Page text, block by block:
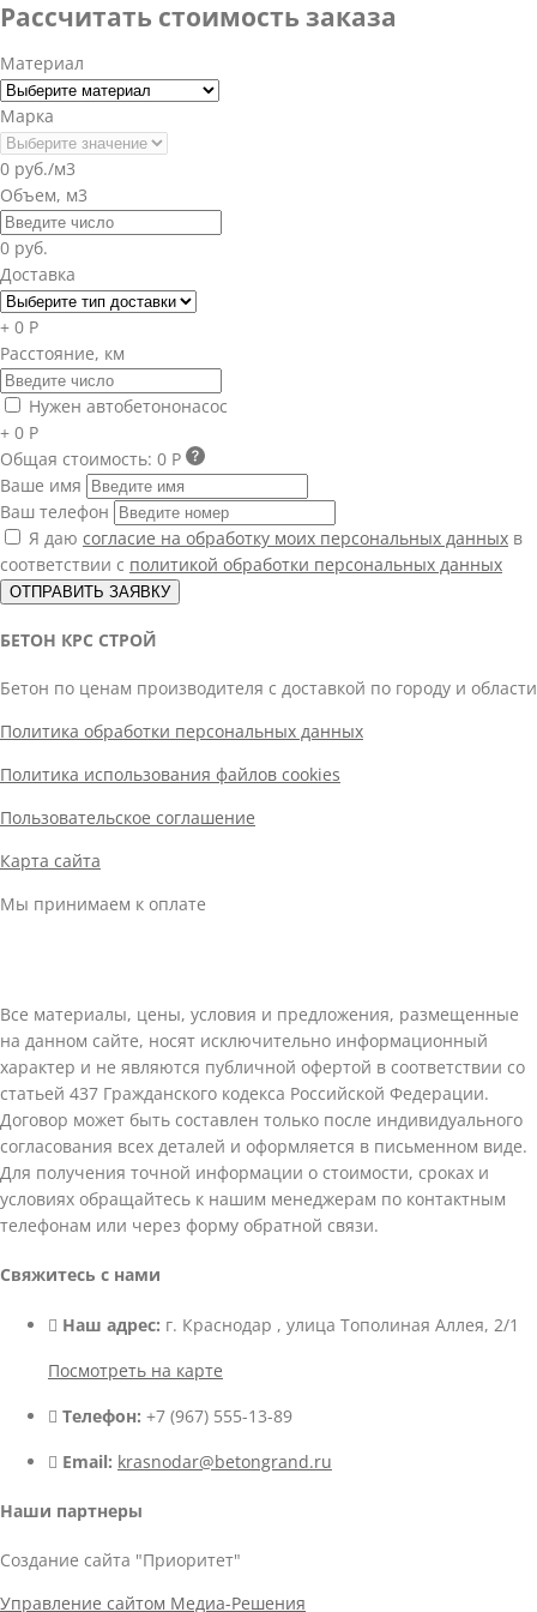
Рассчитать стоимость заказа
Материал
Марка
0 руб./м3
Объем, м3
0 руб.
Доставка
+ 0 Р
Расстояние, км
Нужен автобетононасос
+ 0 Р
Общая стоимость: 0 Р
Ваше имя
Ваш телефон
Я даю согласие на обработку моих персональных данных в
соответствии с политикой обработки персональных данных
ОТПРАВИТЬ ЗАЯВКУ
БЕТОН КРС СТРОЙ
Бетон по ценам производителя с доставкой по городу и области
Политика обработки персональных данных
Политика использования файлов cookies
Пользовательское соглашение
Карта сайта
Мы принимаем к оплате
Все материалы, цены, условия и предложения, размещенные
на данном сайте, носят исключительно информационный
характер и не являются публичной офертой в соответствии со
статьей 437 Гражданского кодекса Российской Федерации.
Договор может быть составлен только после индивидуального
согласования всех деталей и оформляется в письменном виде.
Для получения точной информации о стоимости, сроках и
условиях обращайтесь к нашим менеджерам по контактным
телефонам или через форму обратной связи.
Свяжитесь с нами
Наш адрес: г. Краснодар , улица Тополиная Аллея, 2/1
Посмотреть на карте
Телефон: +7 (967) 555-13-89
Email: krasnodar@betongrand.ru
Наши партнеры
Создание сайта "Приоритет"
Управление сайтом Медиа-Решения